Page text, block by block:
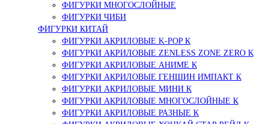
ФИГУРКИ МНОГОСЛОЙНЫЕ
ФИГУРКИ ЧИБИ
ФИГУРКИ КИТАЙ
ФИГУРКИ АКРИЛОВЫЕ K-POP К
ФИГУРКИ АКРИЛОВЫЕ ZENLESS ZONE ZERO К
ФИГУРКИ АКРИЛОВЫЕ АНИМЕ К
ФИГУРКИ АКРИЛОВЫЕ ГЕНШИН ИМПАКТ К
ФИГУРКИ АКРИЛОВЫЕ МИНИ К
ФИГУРКИ АКРИЛОВЫЕ МНОГОСЛОЙНЫЕ К
ФИГУРКИ АКРИЛОВЫЕ РАЗНЫЕ К